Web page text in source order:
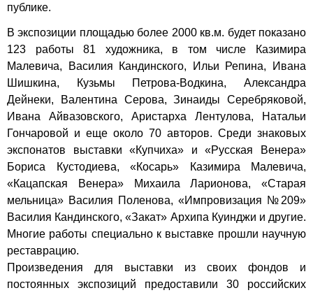
публике.
В экспозиции площадью более 2000 кв.м. будет показано
123 работы 81 художника, в том числе Казимира
Малевича, Василия Кандинского, Ильи Репина, Ивана
Шишкина, Кузьмы Петрова-Водкина, Александра
Дейнеки, Валентина Серова, Зинаиды Серебряковой,
Ивана Айвазовского, Аристарха Лентулова, Натальи
Гончаровой и еще около 70 авторов. Среди знаковых
экспонатов выставки «Купчиха» и «Русская Венера»
Бориса Кустодиева, «Косарь» Казимира Малевича,
«Кацапская Венера» Михаила Ларионова, «Старая
мельница» Василия Поленова, «Импровизация №209»
Василия Кандинского, «Закат» Архипа Куинджи и другие.
Многие работы специально к выставке прошли научную
реставрацию.
Произведения для выставки из своих фондов и
постоянных экспозиций предоставили 30 российских